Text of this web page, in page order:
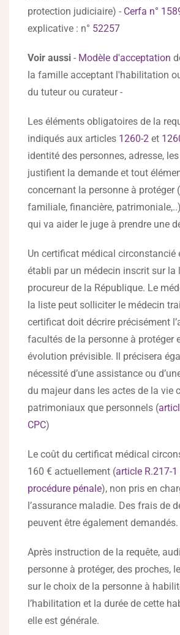
protection judiciaire) - Cerfa n°
explicative : n° 52257
Voir aussi - Modèle d'acceptation
la famille acceptant l'habilitation
du tuteur ou curateur -
Les éléments obligatoires de la
indiqués aux articles 1260-2 et
identité des personnes, adresse,
justifient la demande et tout
concernant la personne à protéger
familiale, financière,
qui va aider le juge à prendre une
Un certificat médical circonstancié
établi par un médecin inscrit sur la
procureur de la République. Le
la liste peut solliciter le médecin
certificat doit décrire précisément
facultés de la personne à protéger
évolution prévisible. Il précisera
nécessité d’une assistance ou
du majeur dans les actes de la vie
patrimoniaux que personnels (
CPC)
Le coût du certificat médical
160 € actuellement (article R.217-
procédure pénale), non pris en
l’assurance maladie. Des frais de
peuvent être également demandés.
Après instruction de la requête,
personne à protéger, des proches,
sur le choix de la personne à
l’habilitation et la durée de cette
elle est générale.